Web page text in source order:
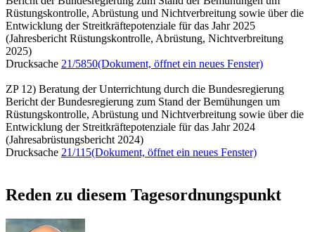
Rüstungskontrolle, Abrüstung und Nichtverbreitung sowie über die
Entwicklung der Streitkräftepotenziale für das Jahr 2025
(Jahresbericht Rüstungskontrolle, Abrüstung, Nichtverbreitung
2025)
Drucksache 21/5850(Dokument, öffnet ein neues Fenster)
ZP 12) Beratung der Unterrichtung durch die Bundesregierung
Bericht der Bundesregierung zum Stand der Bemühungen um
Rüstungskontrolle, Abrüstung und Nichtverbreitung sowie über die
Entwicklung der Streitkräftepotenziale für das Jahr 2024
(Jahresabrüstungsbericht 2024)
Drucksache 21/115(Dokument, öffnet ein neues Fenster)
Reden zu diesem Tagesordnungspunkt